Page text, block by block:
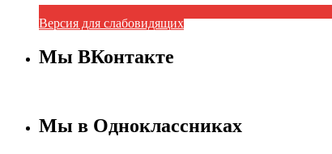
Версия для слабовидящих
Мы ВКонтакте
Мы в Одноклассниках